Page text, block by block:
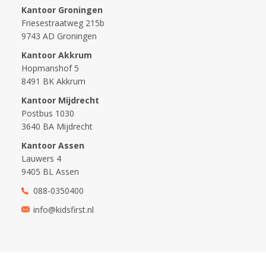
Kantoor Groningen
Friesestraatweg 215b
9743 AD Groningen
Kantoor Akkrum
Hopmanshof 5
8491 BK Akkrum
Kantoor Mijdrecht
Postbus 1030
3640 BA Mijdrecht
Kantoor Assen
Lauwers 4
9405 BL Assen
088-0350400
info@kidsfirst.nl